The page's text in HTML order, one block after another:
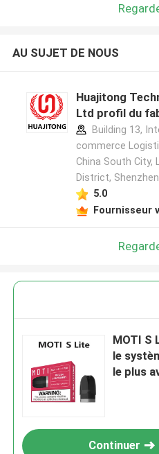
AU SUJET DE NOUS
Huajitong
Ltd profil du
Building 13,
commerce
China South City,
District,
5.0
Fournisseur
MOTI S
le
le plus
Continuer